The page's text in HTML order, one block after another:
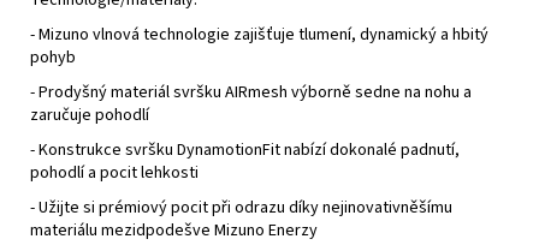
- Mizuno vlnová technologie zajišťuje tlumení, dynamický a hbitý
pohyb
- Prodyšný materiál svršku AIRmesh výborně sedne na nohu a
zaručuje pohodlí
- Konstrukce svršku DynamotionFit nabízí dokonalé padnutí,
pohodlí a pocit lehkosti
- Užijte si prémiový pocit při odrazu díky nejinovativněšímu
materiálu mezidpodešve Mizuno Enerzy